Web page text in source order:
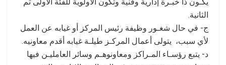
الثانية.
ج- في حال شغـور وظيفة رئيس المركز أو غيابه عن العمل
لأي سبب، يتولى أعمال المركـز طيلـة غيابه أقدم معاونيه.
د- يتبع رؤسـاء المـراكز ومعاونوهـم وسائر العامليـن فيها